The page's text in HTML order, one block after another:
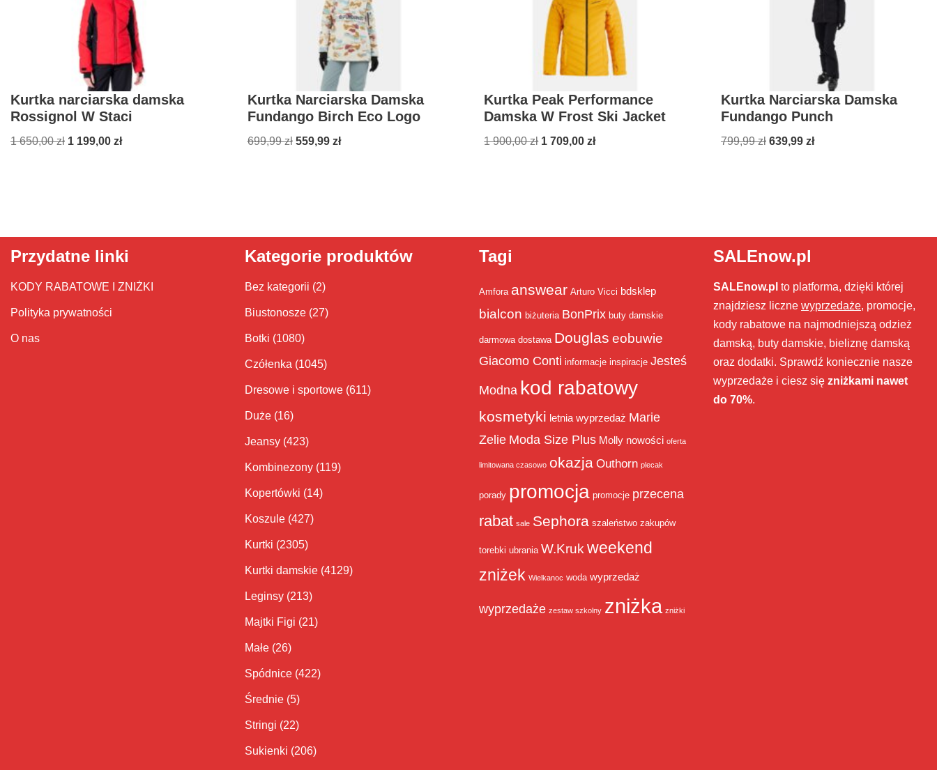
Kurtka narciarska damska
Rossignol W Staci
1 650,00zł 1 199,00 zł
Kurtka Narciarska Damska
Fundango Birch Eco Logo
699,99zł 559,99 zł
Kurtka Peak Performance
Damska W Frost Ski Jacket
1 900,00zł 1 709,00zł
Kurtka Narciarska Damska
Fundango Punch
799,99zł 639,99 zł
Przydatne linki
KODY RABATOWE I ZNIŻKI
Polityka prywatności
O nas
Kategorie produktów
Bez kategorii (2)
Biustonosze (27)
Botki (1080)
Czółenka (1045)
Dresowe i sportowe (611)
Duże (16)
Jeansy (423)
Kombinezony (119)
Kopertówki (14)
Koszule (427)
Kurtki (2305)
Kurtki damskie (4129)
Leginsy (213)
Majtki Figi (21)
Małe (26)
Spódnice (422)
Średnie (5)
Stringi (22)
Sukienki (206)
Tagi
Amfora answear Arturo Vicci bdsklep
bialcon biżuteria BonPrix buty damskie
darmowa dostawa Douglas eobuwie
Giacomo Conti informacje inspiracje Jesteś
Modna kod rabatowy
kosmetyki letnia wyprzedaż Marie
Zelie Moda Size Plus Molly nowości oferta
limitowana czasowo okazja Outhorn plecak
porady promocja promocje przecena
rabat sale Sephora szaleństwo zakupów
torebki ubrania W.Kruk weekend
zniżek Wielkanoc woda wyprzedaż
wyprzedaże zestaw szkolny zniżka zniżki
SALEnow.pl
SALEnow.pl to platforma, dzięki której
znajdziesz liczne wyprzedaże, promocje,
kody rabatowe na najmodniejszą odzież
damską, buty damskie, bieliznę damską
oraz dodatki. Sprawdź koniecznie nasze
wyprzedaże i ciesz się zniżkami nawet
do 70%.